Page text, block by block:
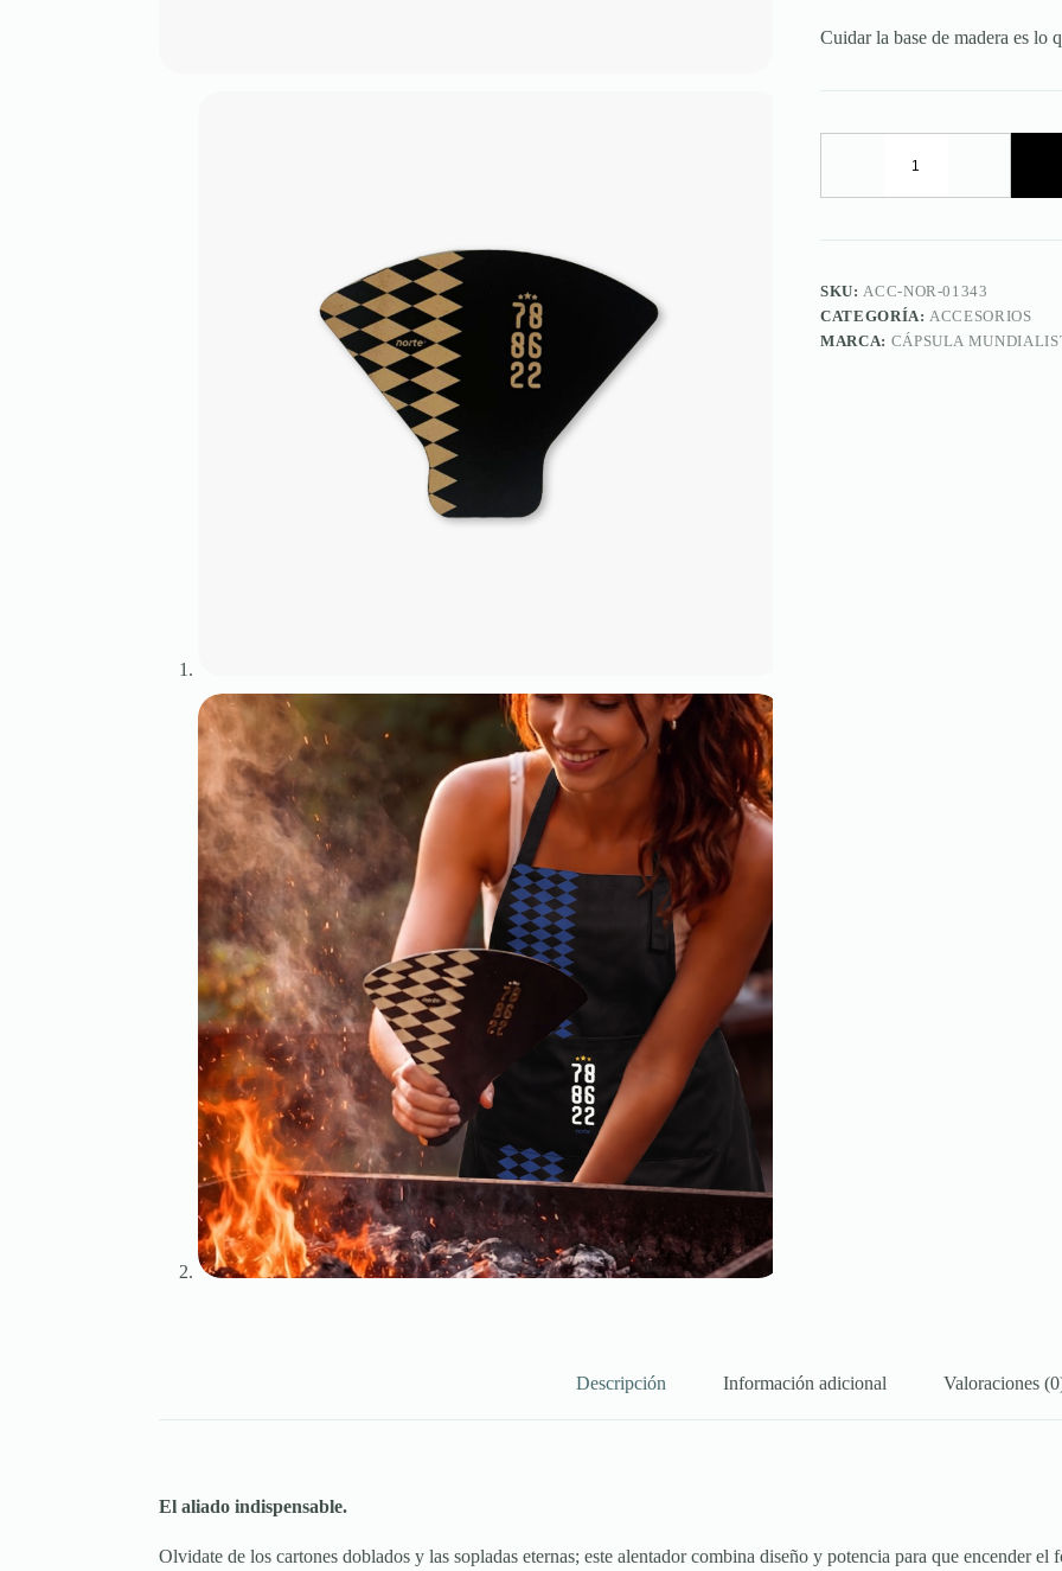
Cuidar la base de madera es lo
Alentador
de
SKU:ACC-NOR-01343
CATEGORÍA:ACCESORIOS
MARCA: CÁPSULA
Descripción Información adicional Valoraciones
El aliado indispensable.
Olvidate de los cartones doblados y las sopladas eternas; este alentador combina diseño y potencia para que encender